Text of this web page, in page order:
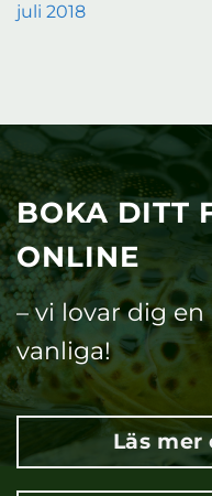
juli 2018
BOKA DITT
ONLINE
– vi lovar dig
vanliga!
Läs mer